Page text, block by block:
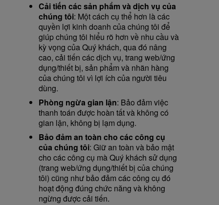
Cải tiến các sản phẩm và dịch vụ của
chúng tôi: Một cách cụ thể hơn là các
quyền lợi kinh doanh của chúng tôi để
giúp chúng tôi hiểu rõ hơn về nhu cầu và
kỳ vọng của Quý khách, qua đó nâng
cao, cải tiến các dịch vụ, trang web/ứng
dụng/thiết bị, sản phẩm và nhãn hàng
của chúng tôi vì lợi ích của người tiêu
dùng.
Phòng ngừa gian lận: Bảo đảm việc
thanh toán được hoàn tất và không có
gian lận, không bị lạm dụng.
Bảo đảm an toàn cho các công cụ
của chúng tôi: Giữ an toàn và bảo mật
cho các công cụ mà Quý khách sử dụng
(trang web/ứng dụng/thiết bị của chúng
tôi) cũng như bảo đảm các công cụ đó
hoạt động đúng chức năng và không
ngừng được cải tiến.